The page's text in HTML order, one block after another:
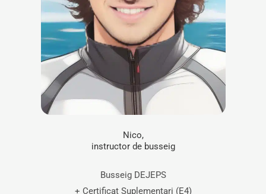
Nico,
instructor de busseig
Busseig DEJEPS
+ Certificat Suplementari (E4)